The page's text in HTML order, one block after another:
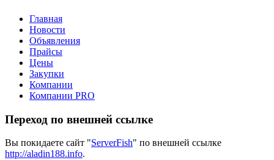
Главная
Новости
Объявления
Прайсы
Цены
Закупки
Компании
Компании PRO
Переход по внешней ссылке
Вы покидаете сайт "ServerFish" по внешней ссылке
http://aladin188.info.